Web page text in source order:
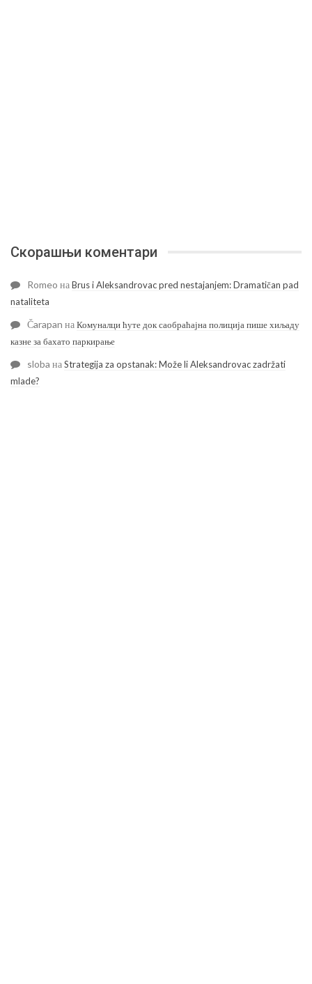
Скорашњи коментари
Romeo наBrus i Aleksandrovac pred nestajanjem: Dramatičan pad
nataliteta
Čarapan наКомуналци ћуте док саобраћајна полиција пише хиљаду
казне за бахато паркирање
sloba наStrategija za opstanak: Može li Aleksandrovac zadržati
mlade?